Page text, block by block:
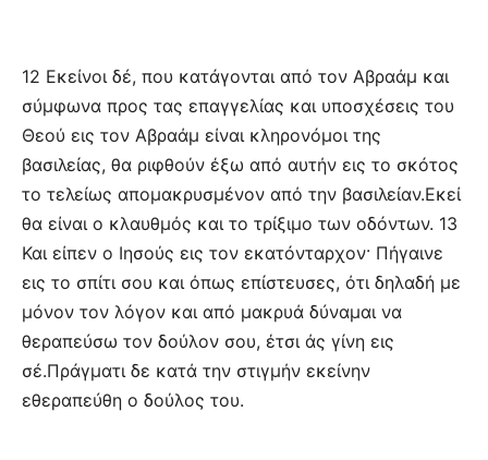
12 Εκείνοι δέ, που κατάγονται από τον Αβραάμ και
σύμφωνα προς τας επαγγελίας και υποσχέσεις του
Θεού εις τον Αβραάμ είναι κληρονόμοι της
βασιλείας, θα ριφθούν έξω από αυτήν εις το σκότος
το τελείως απομακρυσμένον από την βασιλείαν.Εκεί
θα είναι ο κλαυθμός και το τρίξιμο των οδόντων. 13
Και είπεν ο Ιησούς εις τον εκατόνταρχον· Πήγαινε
εις το σπίτι σου και όπως επίστευσες, ότι δηλαδή με
μόνον τον λόγον και από μακρυά δύναμαι να
θεραπεύσω τον δούλον σου, έτσι άς γίνη εις
σέ.Πράγματι δε κατά την στιγμήν εκείνην
εθεραπεύθη ο δούλος του.